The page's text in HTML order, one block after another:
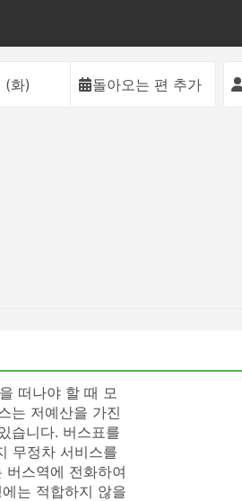
(화) 돌아오는 편 추가
떠나야 할 때 모
는 저예산을 가진
습니다. 버스표를
무정차 서비스를
스역에 전화하여
는 적합하지 않을